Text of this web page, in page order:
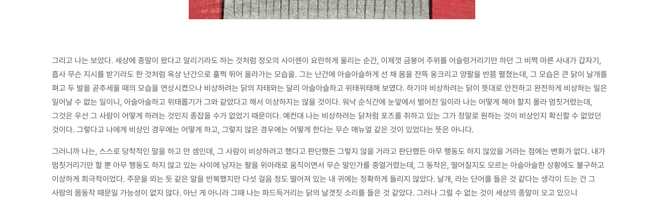
그리고 나는 보았다. 세상에 종말이 왔다고 알리기라도 하는 것처럼 정오의 사이렌이 요란하게 울리는 순간, 이제껏 금붕어 주위를 어슬렁거리기만 하던 그 비쩍 마른 사내가 갑자기,
흡사 무슨 지시를 받기라도 한 것처럼 옥상 난간으로 훌쩍 뛰어 올라가는 모습을. 그는 난간에 아슬아슬하게 선 채 몸을 잔뜩 웅크리고 양팔을 반쯤 펼쳤는데, 그 모습은 큰 닭이 날개를
펴고 두 발을 곧추세울 때의 모습을 연상시켰으나 비상하려는 닭의 자태와는 달리 아슬아슬하고 위태위태해 보였다. 하기야 비상하려는 닭이 뜻대로 안전하고 완전하게 비상하는 일은
일어날 수 없는 일이니, 아슬아슬하고 위태롭기가 그와 같았다고 해서 이상하지는 않을 것이다. 워낙 순식간에 눈앞에서 벌어진 일이라 나는 어떻게 해야 할지 몰라 멈칫거렸는데,
그것은 우선 그 사람이 어떻게 하려는 것인지 종잡을 수가 없었기 때문이다. 예컨대 나는 비상하려는 닭처럼 포즈를 취하고 있는 그가 정말로 원하는 것이 비상인지 확신할 수 없었던
것이다. 그렇다고 나에게 비상인 경우에는 어떻게 하고, 그렇지 않은 경우에는 어떻게 한다는 무슨 매뉴얼 같은 것이 있었다는 뜻은 아니다.
그러니까 나는, 스스로 당착적인 말을 하고 만 셈인데, 그 사람이 비상하려고 했다고 판단했든 그렇지 않을 거라고 판단했든 아무 행동도 하지 않았을 거라는 점에는 변화가 없다. 내가
멈칫거리기만 할 뿐 아무 행동도 하지 않고 있는 사이에 남자는 팔을 위아래로 움직이면서 무슨 말인가를 중얼거렸는데, 그 동작은, 떨어질지도 모르는 아슬아슬한 상황에도 불구하고
이상하게 희극적이었다. 주문을 외는 듯 같은 말을 반복했지만 다섯 걸음 정도 떨어져 있는 내 귀에는 정확하게 들리지 않았다. 날개, 라는 단어를 들은 것 같다는 생각이 드는 건 그
사람의 몸동작 때문일 가능성이 없지 않다. 아닌 게 아니라 그때 나는 파드득거리는 닭의 날갯짓 소리를 들은 것 같았다. 그러나 그럴 수 없는 것이 세상의 종말이 오고 있으니